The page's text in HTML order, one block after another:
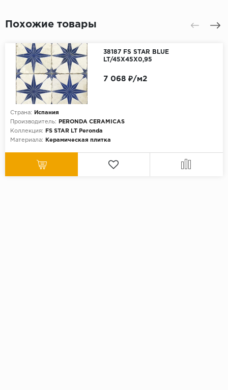
Похожие товары
38187 FS STAR BLUE
LT/45X45X0,95
Страна:
Испания
Производитель:
PERONDA CERAMICAS
Коллекция:
FS STAR LT Peronda
Материала:
Керамическая плитка
7 068 ₽/м2